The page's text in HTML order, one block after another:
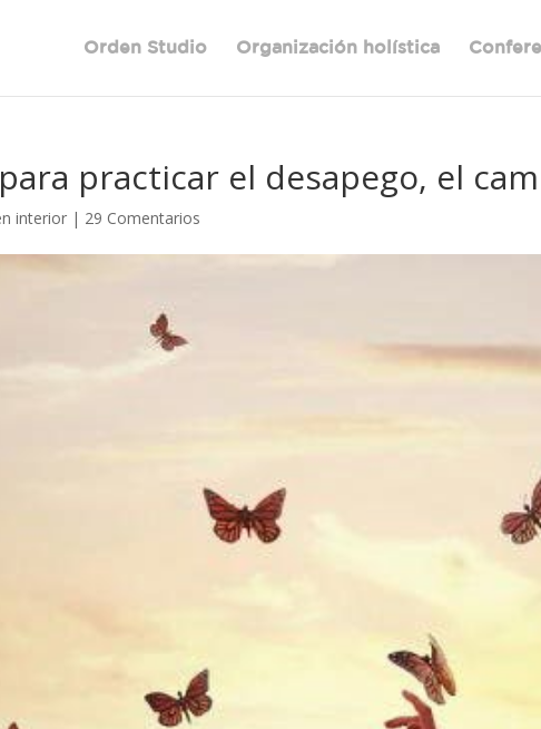
Orden Studio Organización holística
practicar el desapego, el
interior | 29 Comentarios